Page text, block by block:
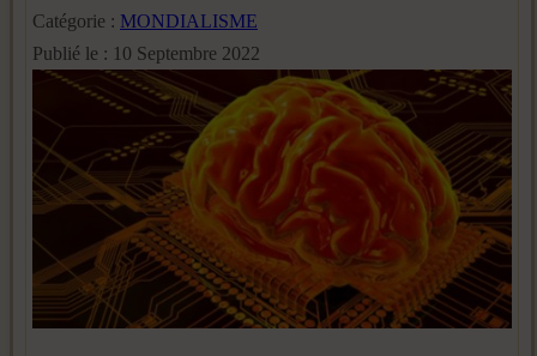
Catégorie : MONDIALISME
Publié le : 10 Septembre 2022